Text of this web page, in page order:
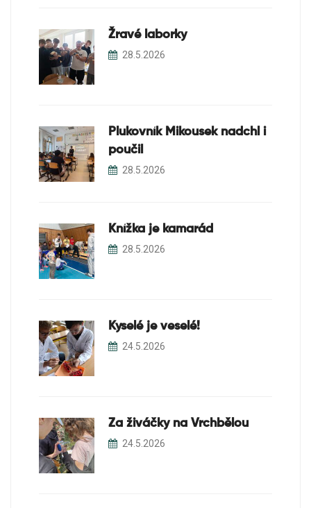
Žravé laborky
28.5.2026
Plukovník Mikousek nadchl i
poučil
28.5.2026
Knížka je kamarád
28.5.2026
Kyselé je veselé!
24.5.2026
Za živáčky na Vrchbělou
24.5.2026